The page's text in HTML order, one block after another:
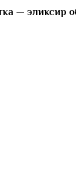
— эликсир